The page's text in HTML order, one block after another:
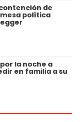
de
política
la noche a
en familia a su